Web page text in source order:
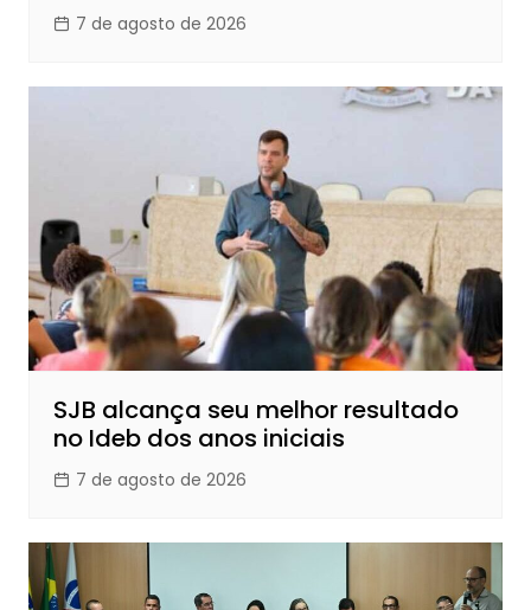
7 de agosto de 2026
SJB alcança seu melhor resultado
no Ideb dos anos iniciais
7 de agosto de 2026